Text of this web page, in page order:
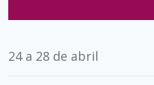
24 a 28 de abril